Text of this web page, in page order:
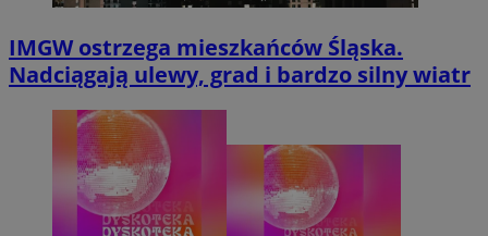
IMGW ostrzega mieszkańców Śląska.
Nadciągają ulewy, grad i bardzo silny wiatr